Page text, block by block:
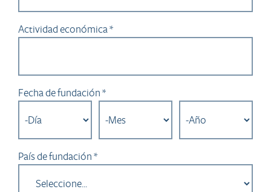
Actividad económica *
Fecha de fundación *
País de fundación *